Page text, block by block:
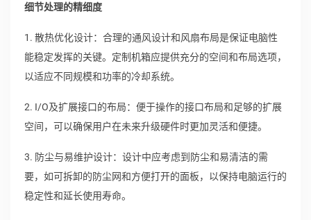
细节处理的精细度
1. 散热优化设计：合理的通风设计和风扇布局是保证电脑性
能稳定发挥的关键。定制机箱应提供充分的空间和布局选项，
以适应不同规模和功率的冷却系统。
2. I/O及扩展接口的布局：便于操作的接口布局和足够的扩展
空间，可以确保用户在未来升级硬件时更加灵活和便捷。
3. 防尘与易维护设计：设计中应考虑到防尘和易清洁的需
要，如可拆卸的防尘网和方便打开的面板，以保持电脑运行的
稳定性和延长使用寿命。